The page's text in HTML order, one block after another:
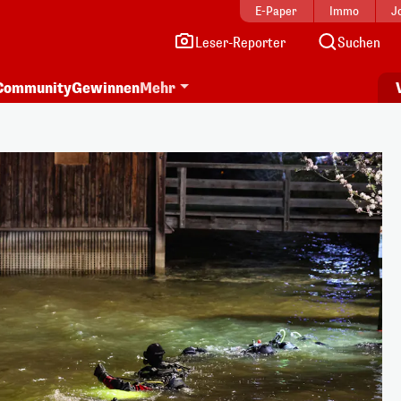
E-Paper Immo
Leser-Reporter Suchen
GewinnenMehr